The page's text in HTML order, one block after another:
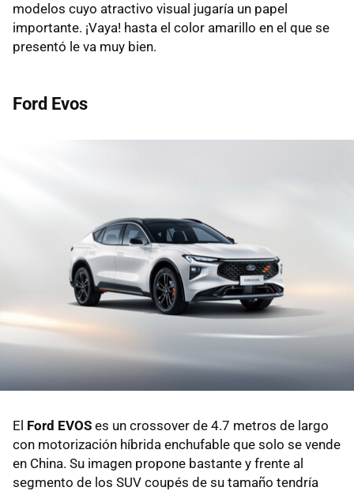
modelos cuyo atractivo visual jugaría un papel
importante. ¡Vaya! hasta el color amarillo en el que se
presentó le va muy bien.
Ford Evos
El Ford EVOS es un crossover de 4.7 metros de largo
con motorización híbrida enchufable que solo se vende
en China. Su imagen propone bastante y frente al
segmento de los SUV coupés de su tamaño tendría